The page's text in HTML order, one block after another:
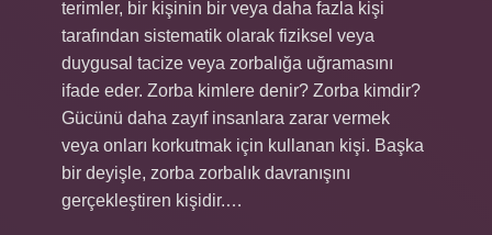
terimler, bir kişinin bir veya daha fazla kişi
tarafından sistematik olarak fiziksel veya
duygusal tacize veya zorbalığa uğramasını
ifade eder. Zorba kimlere denir? Zorba kimdir?
Gücünü daha zayıf insanlara zarar vermek
veya onları korkutmak için kullanan kişi. Başka
bir deyişle, zorba zorbalık davranışını
gerçekleştiren kişidir.…